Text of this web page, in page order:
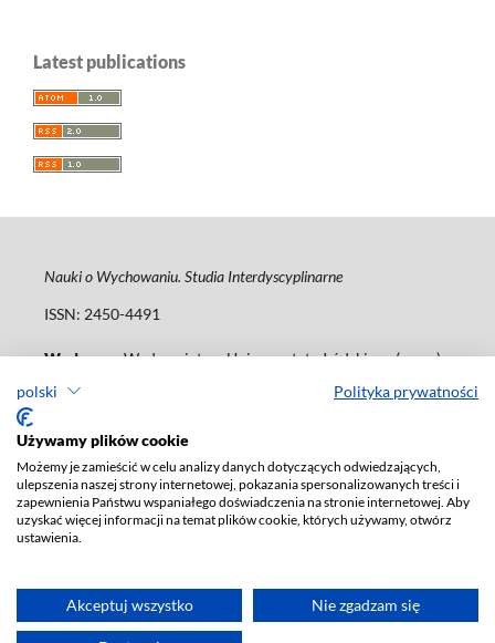
polski Polityka prywatności
Używamy plików cookie
Możemy je zamieścić w celu analizy danych dotyczących odwiedzających,
ulepszenia naszej strony internetowej, pokazania spersonalizowanych treści i
zapewnienia Państwu wspaniałego doświadczenia na stronie internetowej. Aby
uzyskać więcej informacji na temat plików cookie, których używamy, otwórz
ustawienia.
Akceptuj wszystko Nie zgadzam się
Latest publications
Nauki o Wychowaniu. Studia Interdyscyplinarne
ISSN: 2450-4491
Wydawca: Wydawnictwo Uniwersytetu Łódzkiego (www)
Tel.: 42 235 01 65, fax: 42 66 55 86
Deklaracja dostępności